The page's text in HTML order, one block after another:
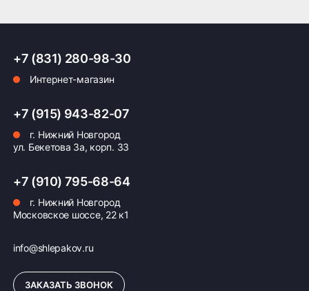
позволяя владельцу мотоцикла уверенно
Возможна картой, наличными при получении,
также доступно оформление кредита и
формирование счёта для Юр.Лица
ПОДРОБНЕЕ ОБ ОПЛАТЕ
+7 (831) 280-98-30
Интернет-магазин
+7 (915) 943-82-07
г. Нижний Новгород
ул. Бекетова 3а, корп. 33
+7 (910) 795-68-64
г. Нижний Новгород
Московское шоссе, 22 к1
info@shlepakov.ru
ЗАКАЗАТЬ ЗВОНОК